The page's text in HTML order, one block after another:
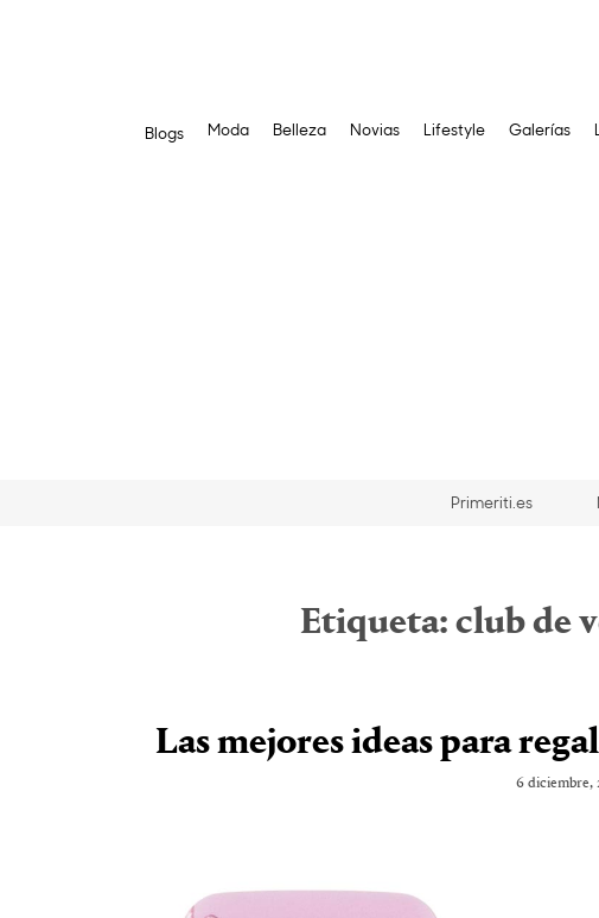
Blogs Moda Belleza Novias Lifestyle Galerías
Primeriti.es
Etiqueta: club de
Las mejores ideas para
6 diciembre,